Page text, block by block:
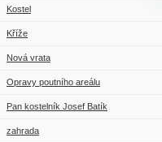
Kostel
Kříže
Nová vrata
Opravy poutního areálu
Pan kostelník Josef Batík
zahrada